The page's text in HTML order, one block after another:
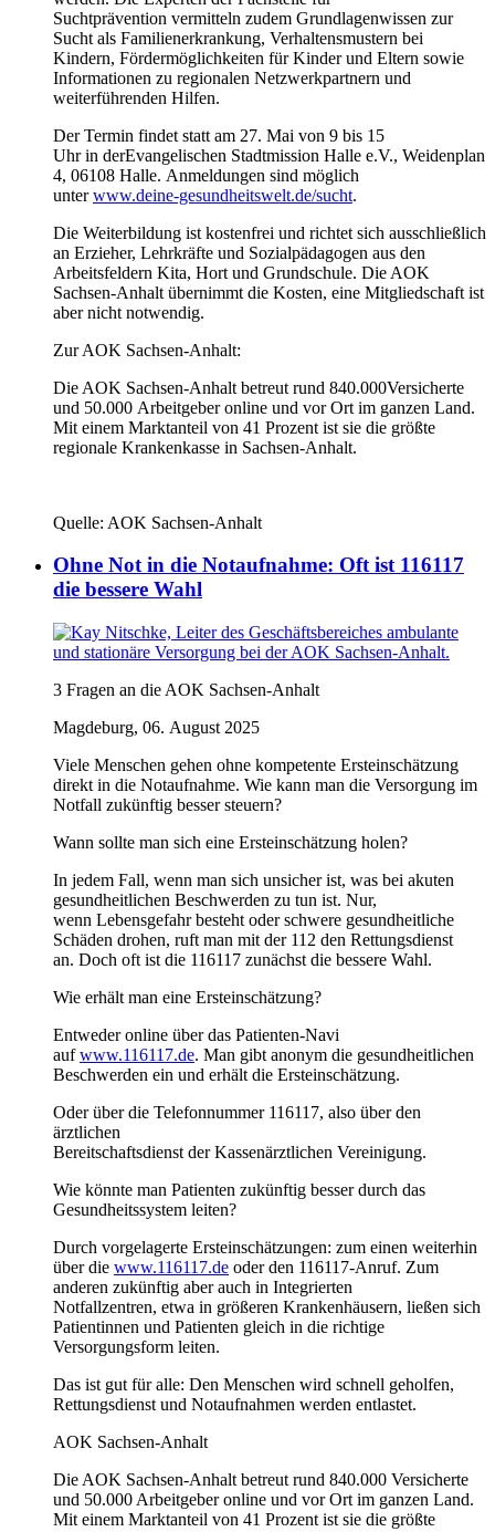
Suchtprävention vermitteln zudem Grundlagenwissen zur
Sucht als Familienerkrankung, Verhaltensmustern bei
Kindern, Fördermöglichkeiten für Kinder und Eltern sowie
Informationen zu regionalen Netzwerkpartnern und
weiterführenden Hilfen.
Der Termin findet statt am 27. Mai von 9 bis 15
Uhr in derEvangelischen Stadtmission Halle e.V., Weidenplan
4, 06108 Halle. Anmeldungen sind möglich
unterwww.deine-gesundheitswelt.de/sucht.
Die Weiterbildung ist kostenfrei und richtet sich ausschließlich
an Erzieher, Lehrkräfte und Sozialpädagogen aus den
Arbeitsfeldern Kita, Hort und Grundschule. Die AOK
Sachsen-Anhalt übernimmt die Kosten, eine Mitgliedschaft ist
aber nicht notwendig.
Zur AOK Sachsen-Anhalt:
Die AOK Sachsen-Anhalt betreut rund 840.000Versicherte
und 50.000 Arbeitgeber online und vor Ort im ganzen Land.
Mit einem Marktanteil von 41 Prozent ist sie die größte
regionale Krankenkasse in Sachsen-Anhalt.
Quelle: AOK Sachsen-Anhalt
Ohne Not in die Notaufnahme: Oft ist 116117
die bessere Wahl
3 Fragen an die AOK Sachsen-Anhalt
Magdeburg, 06. August 2025
Viele Menschen gehen ohne kompetente Ersteinschätzung
direkt in die Notaufnahme. Wie kann man die Versorgung im
Notfall zukünftig besser steuern?
Wann sollte man sich eine Ersteinschätzung holen?
In jedem Fall, wenn man sich unsicher ist, was bei akuten
gesundheitlichen Beschwerden zu tun ist. Nur,
wenn Lebensgefahr besteht oder schwere gesundheitliche
Schäden drohen, ruft man mit der 112 den Rettungsdienst
an. Doch oft ist die 116117 zunächst die bessere Wahl.
Wie erhält man eine Ersteinschätzung?
Entweder online über das Patienten-Navi
aufwww.116117.de. Man gibt anonym die gesundheitlichen
Beschwerden ein und erhält die Ersteinschätzung.
Oder über die Telefonnummer 116117, also über den
ärztlichen
Bereitschaftsdienst der Kassenärztlichen Vereinigung.
Wie könnte man Patienten zukünftig besser durch das
Gesundheitssystem leiten?
Durch vorgelagerte Ersteinschätzungen: zum einen weiterhin
über die www.116117.de oder den 116117-Anruf. Zum
anderen zukünftig aber auch in Integrierten
Notfallzentren, etwa in größeren Krankenhäusern, ließen sich
Patientinnen und Patienten gleich in die richtige
Versorgungsform leiten.
Das ist gut für alle: Den Menschen wird schnell geholfen,
Rettungsdienst und Notaufnahmen werden entlastet.
AOK Sachsen-Anhalt
Die AOK Sachsen-Anhalt betreut rund 840.000 Versicherte
und 50.000 Arbeitgeber online und vor Ort im ganzen Land.
Mit einem Marktanteil von 41 Prozent ist sie die größte